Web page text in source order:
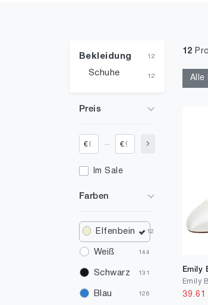
Bekleidung 12
Schuhe 12
Preis
€ €
Im Sale
Farben
Elfenbein 12
Weiß 144
Schwarz 131
Blau 126
12
Alle
Emily
39.61